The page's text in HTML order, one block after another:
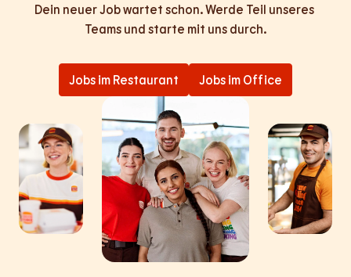
Dein neuer Job wartet schon. Werde Teil unseres
Teams und starte mit uns durch.
Jobs im Restaurant Jobs im Office